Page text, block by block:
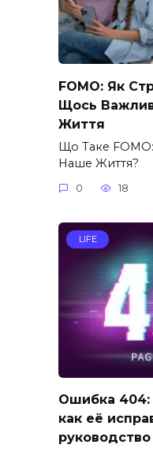
FOMO: Як
Щось
Життя
Що Таке
Наше Життя?
0 18
LIFE
Ошибка 404:
как её
руководство